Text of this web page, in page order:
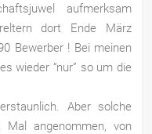
aufmerksam
dort Ende März
Bewerber ! Bei meinen
wieder “nur” so um die
Aber solche
angenommen, von